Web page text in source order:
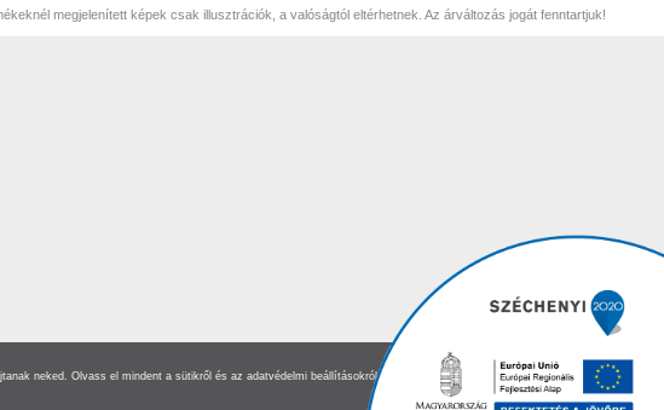
megjelenített képek csak illusztrációk, a valóságtól eltérhetnek. Az árváltozás jogát fenntartjuk!
neked. Olvass el mindent a sütikről és az adatvédelmi beállításokrólitt